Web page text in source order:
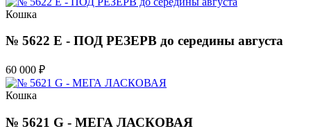
Кошка
№ 5622 E - ПОД РЕЗЕРВ до середины августа
60 000 ₽
Кошка
№ 5621 G - МЕГА ЛАСКОВАЯ